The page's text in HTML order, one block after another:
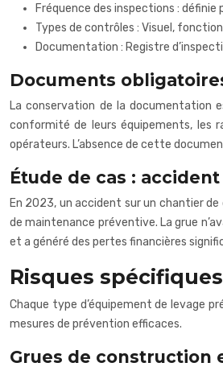
Fréquence des inspections :
Types de contrôles : Visuel,
Documentation : Registre
Documents
La conservation de la documentation
conformité de leurs équipements, les
opérateurs. L’absence de cette
Étude de cas :
En 2023, un accident sur un chantier
de maintenance préventive. La grue
et a généré des pertes financières
Risques
Chaque type d’équipement de levage
mesures de prévention efficaces.
Grues de construction